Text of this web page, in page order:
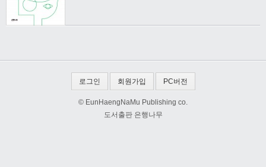
로그인 회원가입 PC버전
© EunHaengNaMu Publishing co.
도서출판 은행나무